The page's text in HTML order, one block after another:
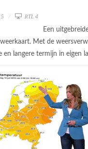
RTL 4
Een
Met de
en langere termijn in eigen